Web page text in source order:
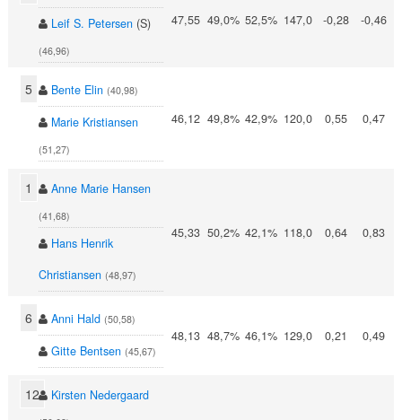
Leif S. Petersen (S)
(46,96)
47,55 49,0% 52,5% 147,0 -0,28 -0,46
5 Bente Elin (40,98)
Marie Kristiansen
(51,27)
46,12 49,8% 42,9% 120,0 0,55 0,47
1 Anne Marie Hansen
(41,68)
Hans Henrik
Christiansen (48,97)
45,33 50,2% 42,1% 118,0 0,64 0,83
6 Anni Hald (50,58)
Gitte Bentsen (45,67)
48,13 48,7% 46,1% 129,0 0,21 0,49
12 Kirsten Nedergaard